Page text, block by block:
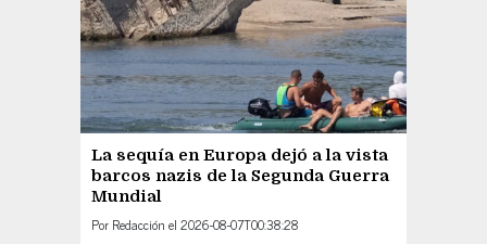
La sequía en Europa dejó a la vista
barcos nazis de la Segunda Guerra
Mundial
Por Redacción el 2026-08-07T00:38:28